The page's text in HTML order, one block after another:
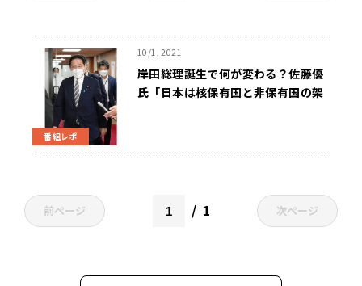
番組レポ
10/1, 2021
岸田総理誕生で何が変わる？佐藤優
氏「日本は核保有国と非保有国の架
前ページ 1 次ページ